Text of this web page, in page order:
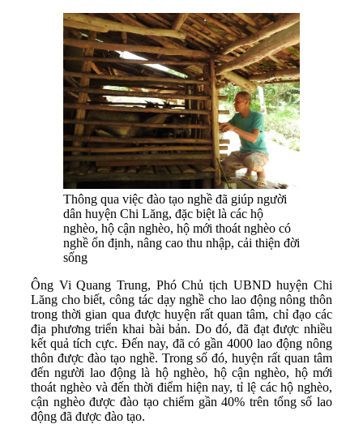
Thông qua việc đào tạo nghề đã giúp người
dân huyện Chi Lăng, đặc biệt là các hộ
nghèo, hộ cận nghèo, hộ mới thoát nghèo có
nghề ổn định, nâng cao thu nhập, cải thiện đời
sống
Ông Vi Quang Trung, Phó Chủ tịch UBND huyện Chi
Lăng cho biết, công tác dạy nghề cho lao động nông thôn
trong thời gian qua được huyện rất quan tâm, chỉ đạo các
địa phương triển khai bài bản. Do đó, đã đạt được nhiều
kết quả tích cực. Đến nay, đã có gần 4000 lao động nông
thôn được đào tạo nghề. Trong số đó, huyện rất quan tâm
đến người lao động là hộ nghèo, hộ cận nghèo, hộ mới
thoát nghèo và đến thời điểm hiện nay, tỉ lệ các hộ nghèo,
cận nghèo được đào tạo chiếm gần 40% trên tổng số lao
động đã được đào tạo.